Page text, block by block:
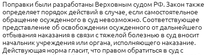
Поправки были разработаны Верховным судом РФ. Закон также
определяет порядок действий в случае, если самостоятельное
обращение осужденного в суд невозможно. Соответствующее
представление об освобождении осужденного от дальнейшего
отбывания наказания в связи с тяжелой болезнью в суд вносит
начальник учреждения или органа, исполняющего наказание.
Действующая норма гласит, что правом обратиться в суд с